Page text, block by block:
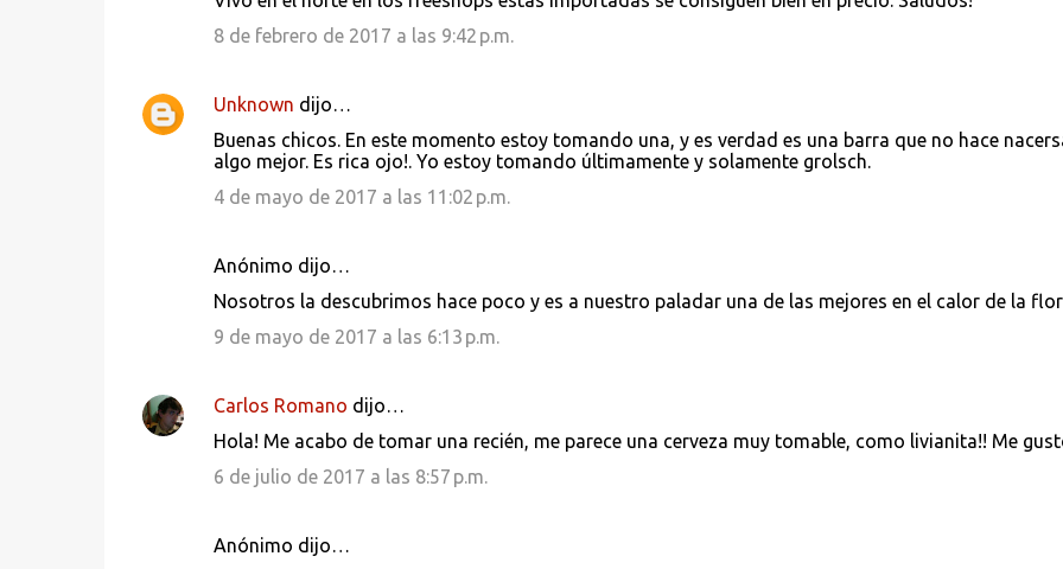
8 de febrero de 2017 a las 9:42 p.m.
Unknown dijo…
Buenas chicos. En este momento estoy tomando una, y es verdad es una barra que no hace
algo mejor. Es rica ojo!. Yo estoy tomando últimamente y solamente grolsch.
4 de mayo de 2017 a las 11:02 p.m.
Anónimo dijo…
Nosotros la descubrimos hace poco y es a nuestro paladar una de las mejores en el calor de la
9 de mayo de 2017 a las 6:13 p.m.
Carlos Romano dijo…
Hola! Me acabo de tomar una recién, me parece una cerveza muy tomable, como livianita!! Me
6 de julio de 2017 a las 8:57 p.m.
Anónimo dijo…